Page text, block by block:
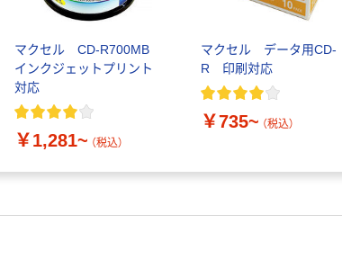
マクセル CD-R700MB
インクジェットプリント
対応
￥1,281~ （税込）
マクセル データ用CD-
R 印刷対応
￥735~ （税込）
ワイヤレスイヤ
ホン
クティブノイズ
キャンセリング
TWS20ECWH
￥6,210
ａＣｈａｒｇ
ｅ Ｑｉ２ ２
５Ｗ ３ーｉｎ
ー１ モジュー
ル式充電ドッ
ク ブラック
WIZ052dqBK（
￥9,254 （税込）